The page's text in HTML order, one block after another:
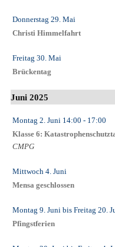
Donnerstag 29. Mai
Christi Himmelfahrt
Freitag 30. Mai
Brückentag
Juni 2025
Montag 2. Juni 14:00 - 17:00
Klasse 6:
CMPG
Mittwoch 4. Juni
Mensa geschlossen
Montag 9. Juni bis Freitag 20.
Pfingstferien